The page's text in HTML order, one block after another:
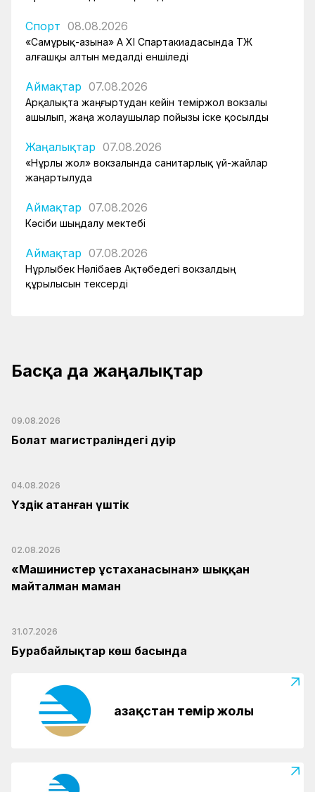
Спорт 08.08.2026
«Самұрық-Қазына» АҚ XI Спартакиадасында ҚТЖ
алғашқы алтын медалді еншіледі
Аймақтар 07.08.2026
Арқалықта жаңғыртудан кейін теміржол вокзалы
ашылып, жаңа жолаушылар пойызы іске қосылды
Жаңалықтар 07.08.2026
«Нұрлы жол» вокзалында санитарлық үй-жайлар
жаңартылуда
Аймақтар 07.08.2026
Кәсіби шыңдалу мектебі
Аймақтар 07.08.2026
Нұрлыбек Нәлібаев Ақтөбедегі вокзалдың
құрылысын тексерді
Басқа да жаңалықтар
09.08.2026
Болат магистраліндегі дәуір
04.08.2026
Үздік атанған үштік
02.08.2026
«Машинистер ұстаханасынан» шыққан
майталман маман
31.07.2026
Бурабайлықтар көш басында
Қазақстан темір жолы